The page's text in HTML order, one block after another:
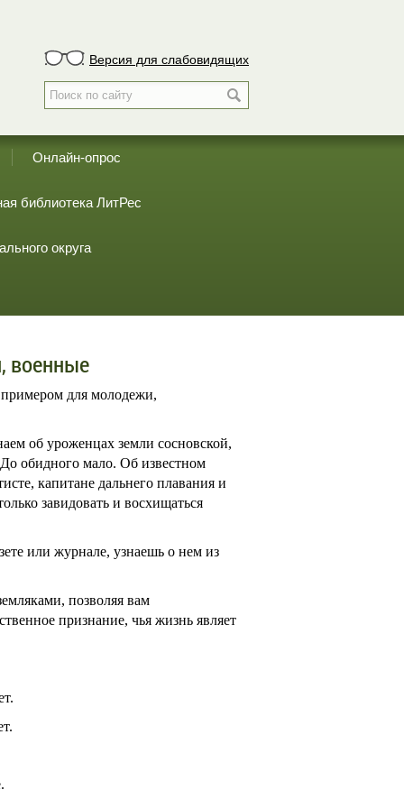
Версия для слабовидящих
Онлайн-опрос
библиотека ЛитРес
округа
военные
для молодежи,
об уроженцах земли сосновской,
обидного мало. Об известном
капитане дальнего плавания и
завидовать и восхищаться
или журнале, узнаешь о нем из
позволяя вам
признание, чья жизнь являет